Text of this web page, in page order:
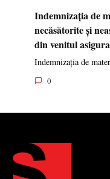
Indemnizația de
necăsătorite și
din venitul
Indemnizația de
0